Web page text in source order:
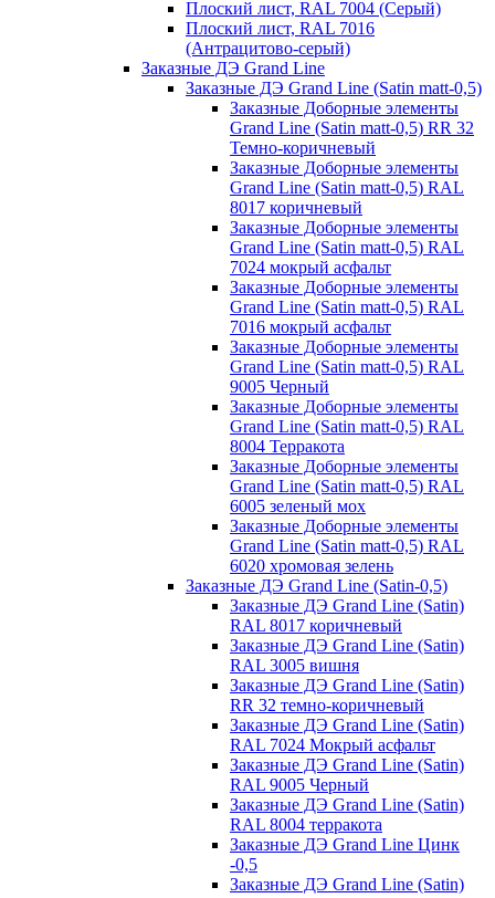
Плоский лист, RAL 7004 (Серый)
Плоский лист, RAL 7016
(Антрацитово-серый)
Заказные ДЭ Grand Line
Заказные ДЭ Grand Line (Satin matt-0,5)
Заказные Доборные элементы
Grand Line (Satin matt-0,5) RR 32
Темно-коричневый
Заказные Доборные элементы
Grand Line (Satin matt-0,5) RAL
8017 коричневый
Заказные Доборные элементы
Grand Line (Satin matt-0,5) RAL
7024 мокрый асфальт
Заказные Доборные элементы
Grand Line (Satin matt-0,5) RAL
7016 мокрый асфальт
Заказные Доборные элементы
Grand Line (Satin matt-0,5) RAL
9005 Черный
Заказные Доборные элементы
Grand Line (Satin matt-0,5) RAL
8004 Терракота
Заказные Доборные элементы
Grand Line (Satin matt-0,5) RAL
6005 зеленый мох
Заказные Доборные элементы
Grand Line (Satin matt-0,5) RAL
6020 хромовая зелень
Заказные ДЭ Grand Line (Satin-0,5)
Заказные ДЭ Grand Line (Satin)
RAL 8017 коричневый
Заказные ДЭ Grand Line (Satin)
RAL 3005 вишня
Заказные ДЭ Grand Line (Satin)
RR 32 темно-коричневый
Заказные ДЭ Grand Line (Satin)
RAL 7024 Мокрый асфальт
Заказные ДЭ Grand Line (Satin)
RAL 9005 Черный
Заказные ДЭ Grand Line (Satin)
RAL 8004 терракота
Заказные ДЭ Grand Line Цинк
-0,5
Заказные ДЭ Grand Line (Satin)